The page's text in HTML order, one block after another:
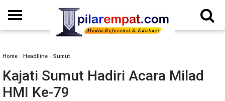
Home » Headlline » Sumut
Kajati Sumut Hadiri Acara Milad
HMI Ke-79